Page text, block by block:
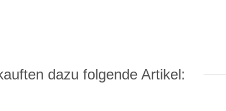
dazu folgende Artikel: